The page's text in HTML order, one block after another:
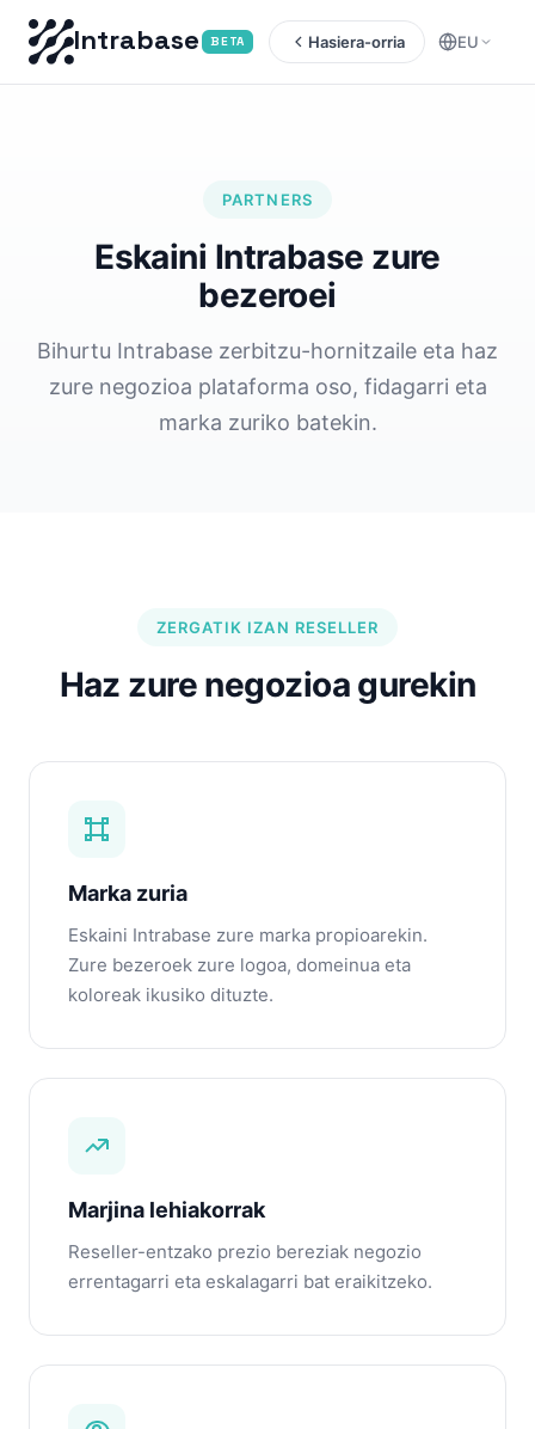
Intrabase BETA Hasiera-orria EU
PARTNERS
Eskaini Intrabase zure
bezeroei
Bihurtu Intrabase zerbitzu-hornitzaile eta haz
zure negozioa plataforma oso, fidagarri eta
marka zuriko batekin.
ZERGATIK IZAN RESELLER
Haz zure negozioa gurekin
Marka zuria
Eskaini Intrabase zure marka propioarekin.
Zure bezeroek zure logoa, domeinua eta
koloreak ikusiko dituzte.
Marjina lehiakorrak
Reseller-entzako prezio bereziak negozio
errentagarri eta eskalagarri bat eraikitzeko.